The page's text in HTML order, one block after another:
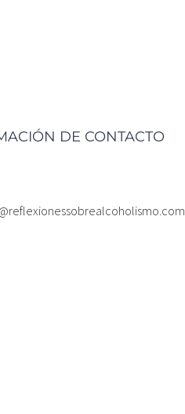
DE CONTACTO
reflexionessobrealcoholismo. com